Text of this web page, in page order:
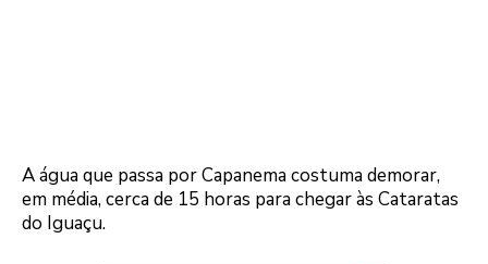
A água que passa por Capanema costuma demorar,
em média, cerca de 15 horas para chegar às Cataratas
do Iguaçu.